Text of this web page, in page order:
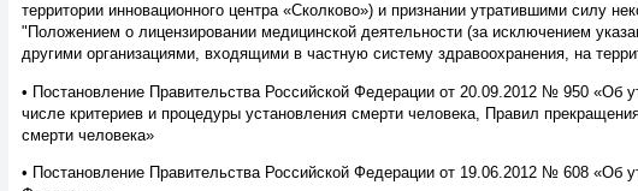
территории инновационного центра «Сколково») и признании утратившими силу
"Положением о лицензировании медицинской деятельности (за исключением
другими организациями, входящими в частную систему здравоохранения, на
• Постановление Правительства Российской Федерации от 20.09.2012 № 950 «Об
числе критериев и процедуры установления смерти человека, Правил
смерти человека»
• Постановление Правительства Российской Федерации от 19.06.2012 № 608 «Об